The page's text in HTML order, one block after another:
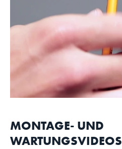
MONTAGE- UND
WARTUNGSVIDEOS